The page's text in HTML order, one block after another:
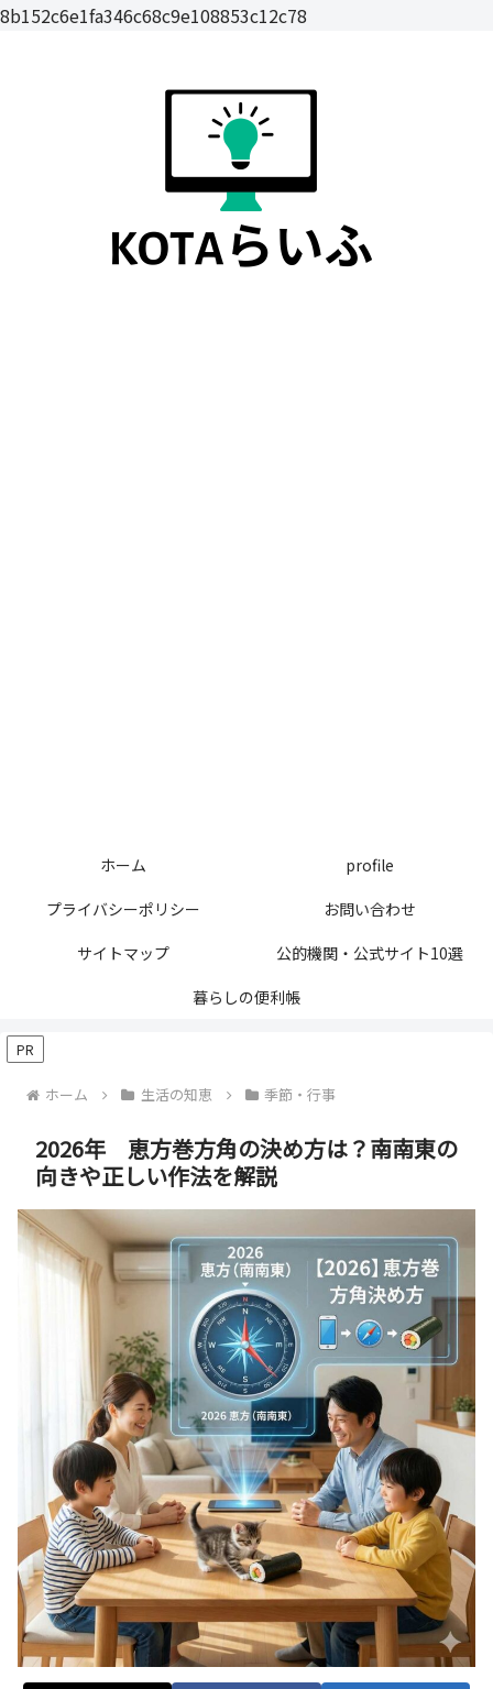
8b152c6e1fa346c68c9e108853c12c78
ホーム
profile
プライバシーポリシー
お問い合わせ
サイトマップ
公的機関・公式サイト10選
暮らしの便利帳
PR
ホーム 生活の知恵 季節・行事
2026年 恵方巻方角の決め方は？南南東の
向きや正しい作法を解説